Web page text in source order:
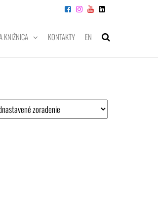
KNIŽNICA KONTAKTY EN